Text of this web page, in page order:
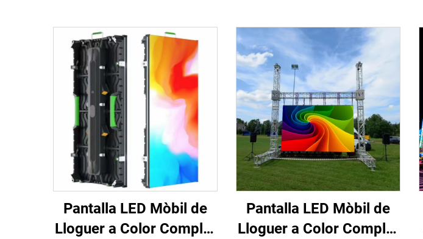
Pantalla LED Mòbil de
Lloguer a Color Complet
Pantalla LED Mòbil de
Lloguer a Color Complet